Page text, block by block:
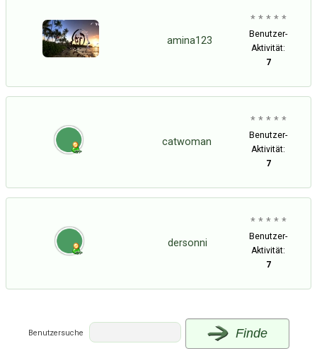
amina123
* * * * *
Benutzer-
Aktivität:
7
catwoman
* * * * *
Benutzer-
Aktivität:
7
dersonni
* * * * *
Benutzer-
Aktivität:
7
Benutzersuche Finde